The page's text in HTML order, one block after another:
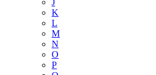
K
L
M
N
O
P